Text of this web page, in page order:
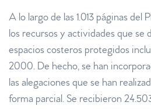
A lo largo de las 1.013 páginas del
los recursos y actividades que se
espacios costeros protegidos
2000. De hecho, se han
las alegaciones que se han
forma parcial. Se recibieron